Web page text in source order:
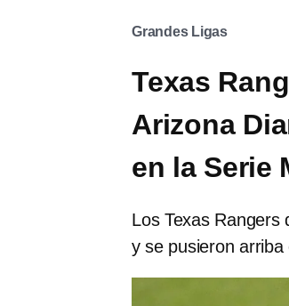
Grandes Ligas
Texas
Arizona
en la Serie
Los Texas Rangers
y se pusieron